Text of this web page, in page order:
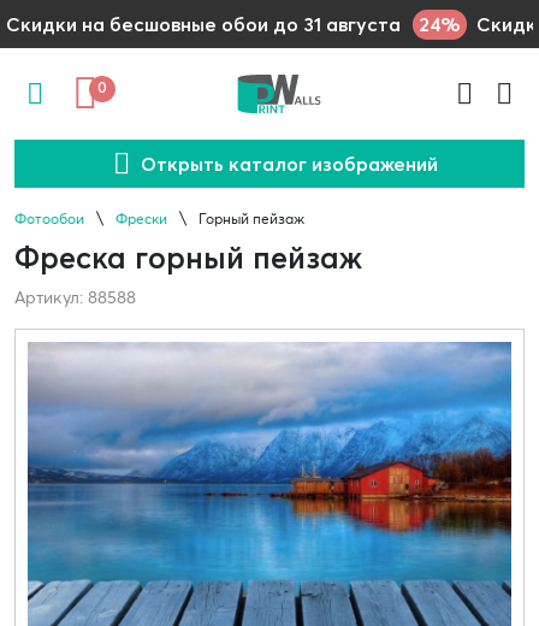
Скидки на бесшовные обои до 31 августа 24%
0
Открыть каталог изображений
Фотообои Фрески Горный пейзаж
Фреска горный пейзаж
Артикул: 88588